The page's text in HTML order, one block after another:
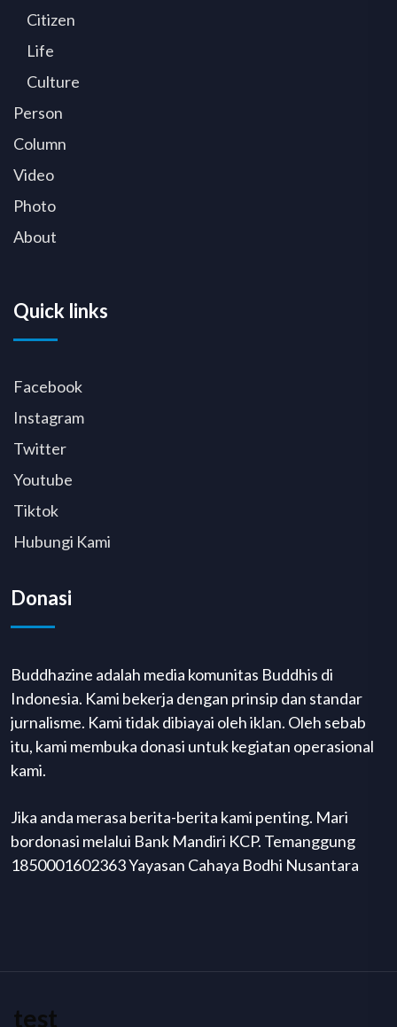
Citizen
Life
Culture
Person
Column
Video
Photo
About
Quick links
Facebook
Instagram
Twitter
Youtube
Tiktok
Hubungi Kami
Donasi
Buddhazine adalah media komunitas Buddhis di
Indonesia. Kami bekerja dengan prinsip dan standar
jurnalisme. Kami tidak dibiayai oleh iklan. Oleh sebab
itu, kami membuka donasi untuk kegiatan operasional
kami.
Jika anda merasa berita-berita kami penting. Mari
bordonasi melalui Bank Mandiri KCP. Temanggung
1850001602363 Yayasan Cahaya Bodhi Nusantara
test